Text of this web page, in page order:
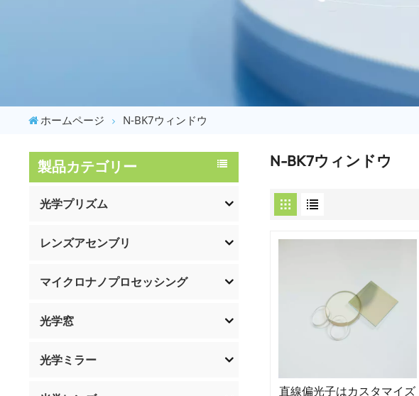
ホームページ N-BK7ウィンドウ
製品カテゴリー
光学プリズム
レンズアセンブリ
マイクロナノプロセッシング
光学窓
光学ミラー
N-BK7ウィンドウ
直線偏光子はカスタマイズ